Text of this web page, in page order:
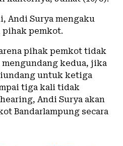
Andi Surya mengaku
pihak pemkot.
pihak pemkot tidak
kedua, jika
untuk ketiga
tiga kali tidak
Andi Surya akan
Bandarlampung secara